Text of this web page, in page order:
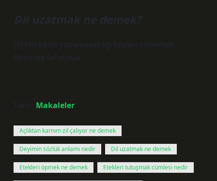
Dil uzatmak ne demek?
[1] Herkesin yapamayacağı şeyleri söylemek.
Birbirine laf atmak.
Tarih: Makaleler
Açlıktan karnım zil çalıyor ne demek
Deyimin sözlük anlamı nedir Dil uzatmak ne demek
Etekleri öpmek ne demek Etekleri tutuşmak cümlesi nedir